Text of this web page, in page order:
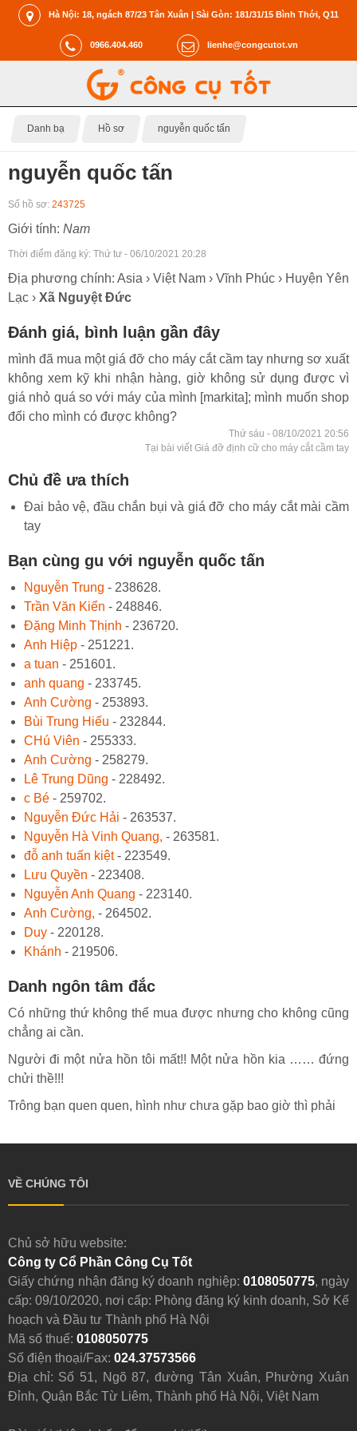
Hà Nội: 18, ngách 87/23 Tân Xuân | Sài Gòn: 181/31/15 Bình Thới, Q11
0966.404.460 lienhe@congcutot.vn
Danh bạ Hồ sơ nguyễn quốc tấn
nguyễn quốc tấn
Số hồ sơ: 243725
Giới tính: Nam
Thời điểm đăng ký: Thứ tư - 06/10/2021 20:28
Địa phương chính: Asia › Việt Nam › Vĩnh Phúc › Huyện Yên
Lạc › Xã Nguyệt Đức
Đánh giá, bình luận gần đây
mình đã mua một giá đỡ cho máy cắt cầm tay nhưng sơ xuất
không xem kỹ khi nhận hàng, giờ không sử dụng được vì
giá nhỏ quá so với máy của mình [markita]; mình muốn shop
đổi cho mình có được không?
Thứ sáu - 08/10/2021 20:56
Tại bài viết Giá đỡ định cữ cho máy cắt cầm tay
Chủ đề ưa thích
Đai bảo vệ, đầu chắn bụi và giá đỡ cho máy cắt mài cầm
tay
Bạn cùng gu với nguyễn quốc tấn
Nguyễn Trung - 238628.
Trần Văn Kiển - 248846.
Đặng Minh Thịnh - 236720.
Anh Hiệp - 251221.
a tuan - 251601.
anh quang - 233745.
Anh Cường - 253893.
Bùi Trung Hiếu - 232844.
CHú Viên - 255333.
Anh Cường - 258279.
Lê Trung Dũng - 228492.
c Bé - 259702.
Nguyễn Đức Hải - 263537.
Nguyễn Hà Vinh Quang, - 263581.
đỗ anh tuấn kiệt- 223549.
Lưu Quyền - 223408.
Nguyễn Anh Quang - 223140.
Anh Cường, - 264502.
Duy - 220128.
Khánh - 219506.
Danh ngôn tâm đắc
Có những thứ không thể mua được nhưng cho không cũng
chẳng ai cần.
Người đi một nửa hồn tôi mất!! Một nửa hồn kia …… đứng
chửi thề!!!
Trông bạn quen quen, hình như chưa gặp bao giờ thì phải
VỀ CHÚNG TÔI
Chủ sở hữu website:
Công ty Cổ Phần Công Cụ Tốt
Giấy chứng nhận đăng ký doanh nghiệp: 0108050775, ngày
cấp: 09/10/2020, nơi cấp: Phòng đăng ký kinh doanh, Sở Kế
hoạch và Đầu tư Thành phố Hà Nội
Mã số thuế: 0108050775
Số điện thoại/Fax: 024.37573566
Địa chỉ: Số 51, Ngõ 87, đường Tân Xuân, Phường Xuân
Đỉnh, Quận Bắc Từ Liêm, Thành phố Hà Nội, Việt Nam